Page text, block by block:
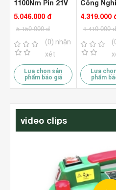
video clips
1100Nm Pin 21V
Meely MT311
5.046.000 đ
5.150.000 đ
(0) nhận
xét
Lựa chọn sản
phẩm báo giá
Công
1600Nm
Chưa Pin
)
4.319.000
4.410.000 đ
Lựa
phẩm